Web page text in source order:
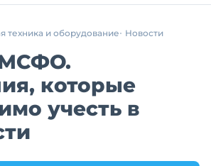
техника и оборудование Новости
МСФО.
которые
учесть в